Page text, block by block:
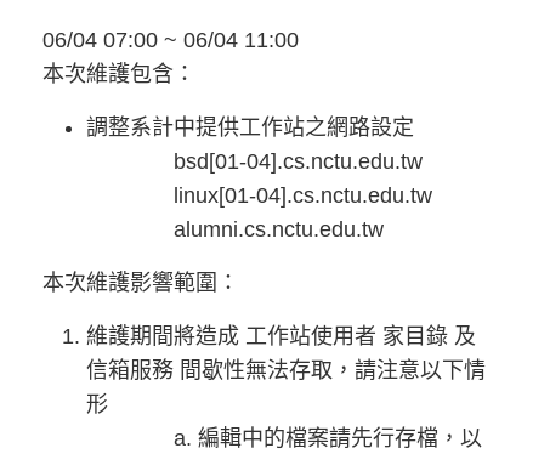
06/04 07:00 ~ 06/04 11:00
本次維護包含：
調整系計中提供工作站之網路設定
bsd[01-04].cs.nctu.edu.tw
linux[01-04].cs.nctu.edu.tw
alumni.cs.nctu.edu.tw
本次維護影響範圍：
維護期間將造成 工作站使用者 家目錄 及
信箱服務 間歇性無法存取，請注意以下情
形
a. 編輯中的檔案請先行存檔，以